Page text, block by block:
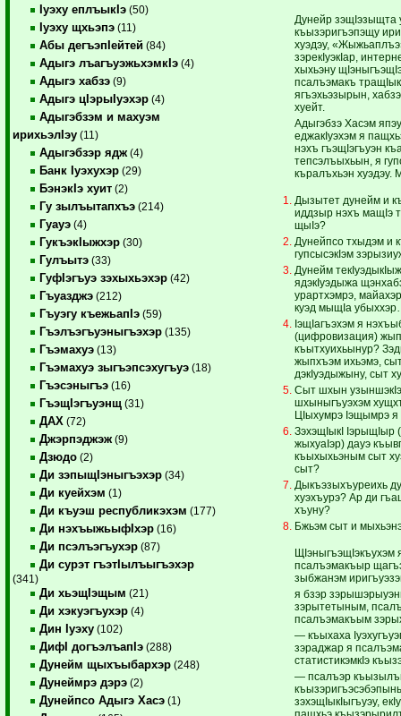
Iуэху еплъыкIэ (50)
Iуэху щхьэпэ (11)
Абы дегъэпIейтей (84)
Адыгэ лъагъуэжьхэмкIэ (4)
Адыгэ хабзэ (9)
Адыгэ цIэрыIуэхэр (4)
Адыгэбзэм и махуэм
ирихьэлIэу (11)
Адыгэбзэр ядж (4)
Банк Iуэхухэр (29)
БэнэкIэ хуит (2)
Гу зылъытапхъэ (214)
Гуауэ (4)
ГукъэкIыжхэр (30)
Гулъытэ (33)
ГуфIэгъуэ зэхыхьэхэр (42)
Гъуазджэ (212)
Гъуэгу къежьапIэ (59)
Гъэлъэгъуэныгъэхэр (135)
Гъэмахуэ (13)
Гъэмахуэ зыгъэпсэхугъуэ (18)
Гъэсэныгъэ (16)
ГъэщIэгъуэнщ (31)
ДАХ (72)
Джэрпэджэж (9)
Дзюдо (2)
Ди зэпыщIэныгъэхэр (34)
Ди куейхэм (1)
Ди къуэш республикэхэм (177)
Ди нэхъыжьыфIхэр (16)
Ди псэлъэгъухэр (87)
Ди сурэт гъэтIылъыгъэхэр
(341)
Ди хьэщIэщым (21)
Ди хэкуэгъухэр (4)
Дин Iуэху (102)
ДифI догъэлъапIэ (288)
Дунейм щыхъыбархэр (248)
Дунеймрэ дэрэ (2)
Дунейпсо Адыгэ Хасэ (1)
Дунейр зэщIэзыщта
къызэригъэпэщу
хуэдэу,
зэрекIуэкIар,
хыхьэну
псалъэмакъ
ягъэхьэзырын,
хуейт.
Адыгэбзэ Хасэм
еджакIуэхэм я
нэхъ гъэщIэгъуэн
тепсэлъыхьын, я
къралъхьэн хуэдэу.
Дызытет дунейм и
иддзыр нэхъ мащIэ
щыIэ?
Дунейпсо тхыдэм и
гупсысэкIэм
Дунейм
ядэкIуэдыжа
урартхэмрэ,
куэд мыщIа
IэщIагъэхэм я
(цифровизация)
къытхуихьынур?
жыпхъэм ихьэмэ,
дэкIуэдыжыну, сыт
Сыт шхын
шхыныгъуэхэм
ЦIыхумрэ Iэщымрэ я
ЗэхэщIыкI IэрыщIыр
жыхуаIэр) дауэ
къыхыхьэным сыт
сыт?
Дыкъэзыхъуреихь
хуэхъурэ? Ар ди
хъуну?
Бжьэм сыт и
ЩIэныгъэщIэкъухэм
псалъэмакъыр
зыбжанэм
я бзэр
зэрытетыным,
псалъэмакъым
— къыхаха
зэраджар я
статистикэмкIэ
— псалъэр
зэхэщIыкIыгъуэу,